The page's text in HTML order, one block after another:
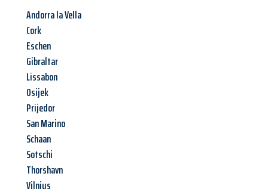
Andorra la Vella
Cork
Eschen
Gibraltar
Lissabon
Osijek
Prijedor
San Marino
Schaan
Sotschi
Thorshavn
Vilnius